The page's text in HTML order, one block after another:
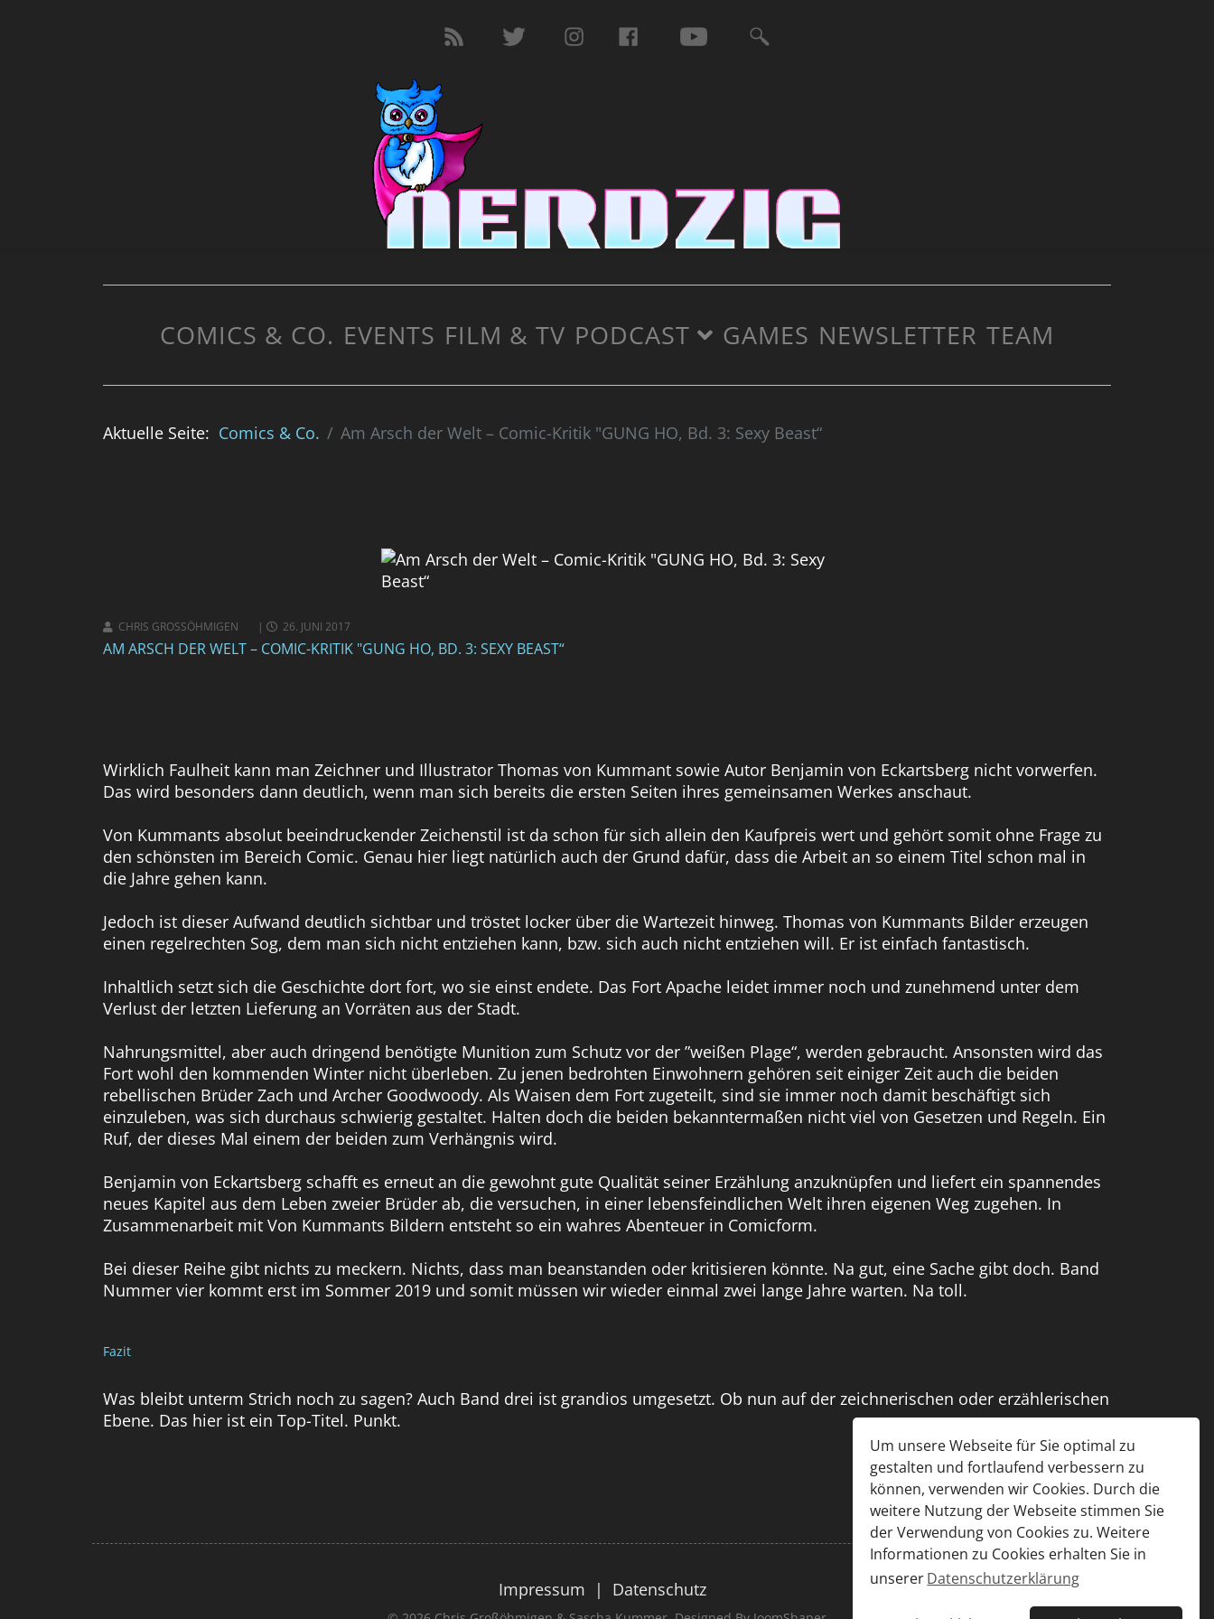
Um unsere Webseite für Sie optimal zu
gestalten und fortlaufend verbessern zu
können, verwenden wir Cookies. Durch die
weitere Nutzung der Webseite stimmen Sie
der Verwendung von Cookies zu. Weitere
Informationen zu Cookies erhalten Sie in
unsererDatenschutzerklärung
COMICS & CO. EVENTS FILM & TV PODCAST GAMES NEWSLETTER TEAM
Aktuelle Seite: Comics & Co. Am Arsch der Welt – Comic-Kritik "GUNG HO, Bd. 3: Sexy Beast“
CHRIS GROSSÖHMIGEN 26. JUNI 2017
AM ARSCH DER WELT – COMIC-KRITIK "GUNG HO, BD. 3: SEXY BEAST“
Wirklich Faulheit kann man Zeichner und Illustrator Thomas von Kummant sowie Autor Benjamin von Eckartsberg nicht vorwerfen.
Das wird besonders dann deutlich, wenn man sich bereits die ersten Seiten ihres gemeinsamen Werkes anschaut.
Von Kummants absolut beeindruckender Zeichenstil ist da schon für sich allein den Kaufpreis wert und gehört somit ohne Frage zu
den schönsten im Bereich Comic. Genau hier liegt natürlich auch der Grund dafür, dass die Arbeit an so einem Titel schon mal in
die Jahre gehen kann.
Jedoch ist dieser Aufwand deutlich sichtbar und tröstet locker über die Wartezeit hinweg. Thomas von Kummants Bilder erzeugen
einen regelrechten Sog, dem man sich nicht entziehen kann, bzw. sich auch nicht entziehen will. Er ist einfach fantastisch.
Inhaltlich setzt sich die Geschichte dort fort, wo sie einst endete. Das Fort Apache leidet immer noch und zunehmend unter dem
Verlust der letzten Lieferung an Vorräten aus der Stadt.
Nahrungsmittel, aber auch dringend benötigte Munition zum Schutz vor der ”weißen Plage“, werden gebraucht. Ansonsten wird das
Fort wohl den kommenden Winter nicht überleben. Zu jenen bedrohten Einwohnern gehören seit einiger Zeit auch die beiden
rebellischen Brüder Zach und Archer Goodwoody. Als Waisen dem Fort zugeteilt, sind sie immer noch damit beschäftigt sich
einzuleben, was sich durchaus schwierig gestaltet. Halten doch die beiden bekanntermaßen nicht viel von Gesetzen und Regeln. Ein
Ruf, der dieses Mal einem der beiden zum Verhängnis wird.
Benjamin von Eckartsberg schafft es erneut an die gewohnt gute Qualität seiner Erzählung anzuknüpfen und liefert ein spannendes
neues Kapitel aus dem Leben zweier Brüder ab, die versuchen, in einer lebensfeindlichen Welt ihren eigenen Weg zugehen. In
Zusammenarbeit mit Von Kummants Bildern entsteht so ein wahres Abenteuer in Comicform.
Bei dieser Reihe gibt nichts zu meckern. Nichts, dass man beanstanden oder kritisieren könnte. Na gut, eine Sache gibt doch. Band
Nummer vier kommt erst im Sommer 2019 und somit müssen wir wieder einmal zwei lange Jahre warten. Na toll.
Fazit
Was bleibt unterm Strich noch zu sagen? Auch Band drei ist grandios umgesetzt. Ob nun auf der zeichnerischen oder erzählerischen
Ebene. Das hier ist ein Top-Titel. Punkt.
Impressum | Datenschutz